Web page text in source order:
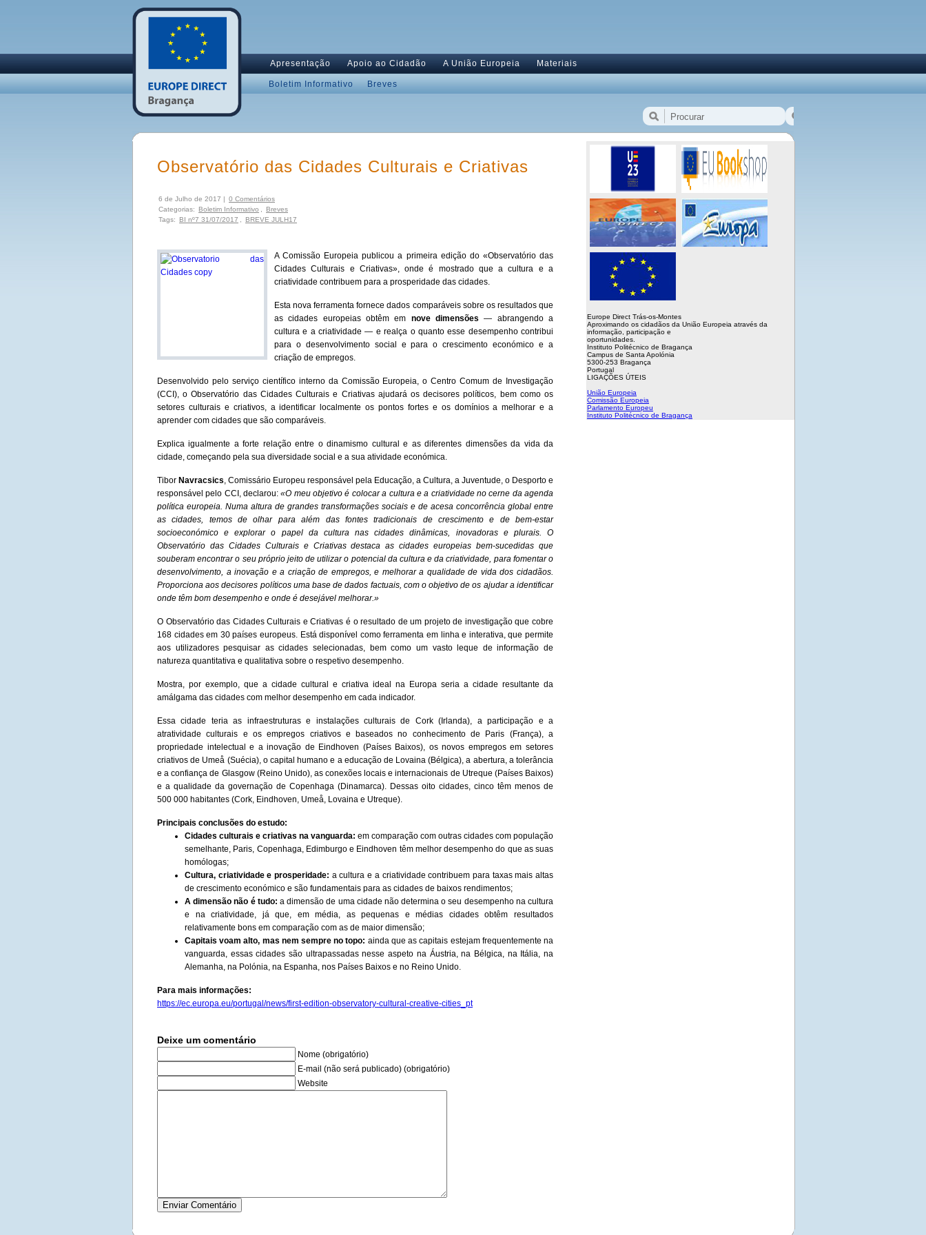
Apresentação Apoio ao Cidadão A União Europeia Materiais
Boletim Informativo Breves
Observatório das Cidades Culturais e Criativas
6 de Julho de 2017 | 0 Comentários
Categorias:
Boletim Informativo
Breves
Tags:
BI nº7 31/07/2017 BREVE JULH17
A Comissão Europeia publicou a primeira edição do «Observatório das
Cidades Culturais e Criativas», onde é mostrado que a cultura e a
criatividade contribuem para a prosperidade das cidades.
Esta nova ferramenta fornece dados comparáveis sobre os resultados que
as cidades europeias obtêm em nove dimensões — abrangendo a
cultura e a criatividade — e realça o quanto esse desempenho contribui
para o desenvolvimento social e para o crescimento económico e a
criação de empregos.
Desenvolvido pelo serviço científico interno da Comissão Europeia, o Centro Comum de Investigação
(CCI), o Observatório das Cidades Culturais e Criativas ajudará os decisores políticos, bem como os
setores culturais e criativos, a identificar localmente os pontos fortes e os domínios a melhorar e a
aprender com cidades que são comparáveis.
Explica igualmente a forte relação entre o dinamismo cultural e as diferentes dimensões da vida da
cidade, começando pela sua diversidade social e a sua atividade económica.
Tibor Navracsics, Comissário Europeu responsável pela Educação, a Cultura, a Juventude, o Desporto e
responsável pelo CCI, declarou:«O meu objetivo é colocar a cultura e a criatividade no cerne da agenda
política europeia. Numa altura de grandes transformações sociais e de acesa concorrência global entre
as cidades, temos de olhar para além das fontes tradicionais de crescimento e de bem-estar
socioeconómico e explorar o papel da cultura nas cidades dinâmicas, inovadoras e plurais. O
Observatório das Cidades Culturais e Criativas destaca as cidades europeias bem-sucedidas que
souberam encontrar o seu próprio jeito de utilizar o potencial da cultura e da criatividade, para fomentar o
desenvolvimento, a inovação e a criação de empregos, e melhorar a qualidade de vida dos cidadãos.
Proporciona aos decisores políticos uma base de dados factuais, com o objetivo de os ajudar a identificar
onde têm bom desempenho e onde é desejável melhorar.»
O Observatório das Cidades Culturais e Criativas é o resultado de um projeto de investigação que cobre
168 cidades em 30 países europeus. Está disponível como ferramenta em linha e interativa, que permite
aos utilizadores pesquisar as cidades selecionadas, bem como um vasto leque de informação de
natureza quantitativa e qualitativa sobre o respetivo desempenho.
Mostra, por exemplo, que a cidade cultural e criativa ideal na Europa seria a cidade resultante da
amálgama das cidades com melhor desempenho em cada indicador.
Essa cidade teria as infraestruturas e instalações culturais de Cork (Irlanda), a participação e a
atratividade culturais e os empregos criativos e baseados no conhecimento de Paris (França), a
propriedade intelectual e a inovação de Eindhoven (Países Baixos), os novos empregos em setores
criativos de Umeå (Suécia), o capital humano e a educação de Lovaina (Bélgica), a abertura, a tolerância
e a confiança de Glasgow (Reino Unido), as conexões locais e internacionais de Utreque (Países Baixos)
e a qualidade da governação de Copenhaga (Dinamarca). Dessas oito cidades, cinco têm menos de
500 000 habitantes (Cork, Eindhoven, Umeå, Lovaina e Utreque).
Principais conclusões do estudo:
Cidades culturais e criativas na vanguarda: em comparação com outras cidades com população
semelhante, Paris, Copenhaga, Edimburgo e Eindhoven têm melhor desempenho do que as suas
homólogas;
Cultura, criatividade e prosperidade: a cultura e a criatividade contribuem para taxas mais altas
de crescimento económico e são fundamentais para as cidades de baixos rendimentos;
A dimensão não é tudo: a dimensão de uma cidade não determina o seu desempenho na cultura
e na criatividade, já que, em média, as pequenas e médias cidades obtêm resultados
relativamente bons em comparação com as de maior dimensão;
Capitais voam alto, mas nem sempre no topo: ainda que as capitais estejam frequentemente na
vanguarda, essas cidades são ultrapassadas nesse aspeto na Áustria, na Bélgica, na Itália, na
Alemanha, na Polónia, na Espanha, nos Países Baixos e no Reino Unido.
Para mais informações:
https://ec.europa.eu/portugal/news/first-edition-observatory-cultural-creative-cities_pt
Deixe um comentário
Nome (obrigatório)
E-mail (não será publicado) (obrigatório)
Website
Europe Direct Trás-os-Montes
Aproximando os cidadãos da União Europeia através da
informação, participação e
oportunidades.
Instituto Politécnico de Bragança
Campus de Santa Apolónia
5300-253 Bragança
Portugal
LIGAÇÕES ÚTEIS
União Europeia
Comissão Europeia
Parlamento Europeu
Instituto Politécnico de Bragança